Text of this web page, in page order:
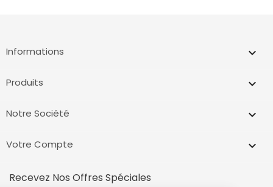
Informations keyboard_arrow_down
Produits 
Notre Société 
Votre Compte 
Recevez Nos Offres Spéciales